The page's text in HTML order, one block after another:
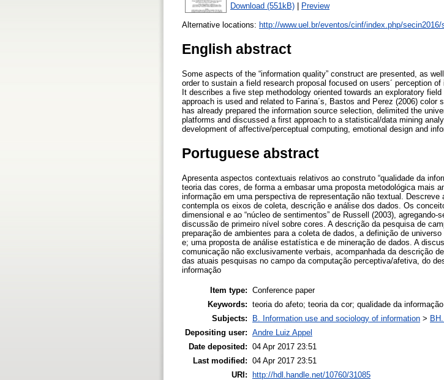
Download (551kB) | Preview
Alternative locations: http://www.uel.br/eventos/cinf/index.php/secin2016/
English abstract
Some aspects of the “information quality” construct are presented, as
order to sustain a field research proposal focused on users´ perception
It describes a five step methodology oriented towards an exploratory
approach is used and related to Farina´s, Bastos and Perez (2006)
has already prepared the information source selection, delimited the
platforms and discussed a first approach to a statistical/data mining
development of affective/perceptual computing, emotional design and
Portuguese abstract
Apresenta aspectos contextuais relativos ao construto “qualidade da
teoria das cores, de forma a embasar uma proposta metodológica mais
informação em uma perspectiva de representação não textual.
contempla os eixos de coleta, descrição e análise dos dados. Os
dimensional e ao “núcleo de sentimentos” de Russell (2003),
discussão de primeiro nível sobre cores. A descrição da pesquisa de
preparação de ambientes para a coleta de dados, a definição de
e; uma proposta de análise estatística e de mineração de dados. A
comunicação não exclusivamente verbais, acompanhada da descrição
das atuais pesquisas no campo da computação perceptiva/afetiva, do
informação
Item type: Conference paper
Keywords: teoria do afeto; teoria da cor; qualidade da
Subjects:
B. Information use and sociology of information >
Depositing user: Andre Luiz Appel
Date deposited: 04 Apr 2017 23:51
Last modified: 04 Apr 2017 23:51
URI:
http://hdl.handle.net/10760/31085